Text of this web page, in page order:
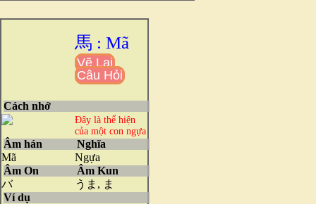
馬 : Mã
Vẽ Lại
Câu Hỏi
Cách nhớ
Đây là thể hiện
của một con ngựa
Âm hán
Mã
Nghĩa
Ngựa
Âm On
バ
Âm Kun
うま, ま
Ví dụ